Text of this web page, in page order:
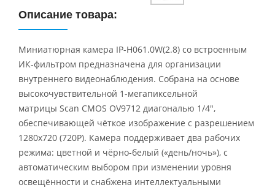
Описание товара:
Миниатюрная камера IP-H061.0W(2.8) со встроенным
ИК-фильтром предназначена для организации
внутреннего видеонаблюдения. Собрана на основе
высокочувствительной 1-мегапиксельной
матрицы Scan CMOS OV9712 диагональю 1/4",
обеспечивающей чёткое изображение с разрешением
1280х720 (720P). Камера поддерживает два рабочих
режима: цветной и чёрно-белый («день/ночь»), с
автоматическим выбором при изменении уровня
освещённости и снабжена интеллектуальными